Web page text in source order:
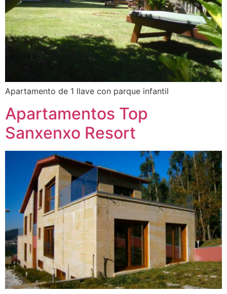
Apartamento de 1 llave con parque infantil
Apartamentos Top
Sanxenxo Resort